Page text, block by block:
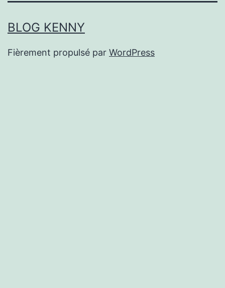
BLOG KENNY
Fièrement propulsé par WordPress